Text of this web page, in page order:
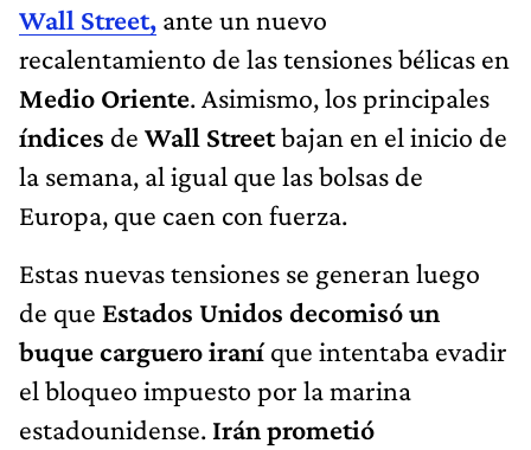
Wall Street, ante un nuevo
recalentamiento de las tensiones bélicas en
Medio Oriente. Asimismo, los principales
índices de Wall Streetbajan en el inicio de
la semana, al igual que las bolsas de
Europa, que caen con fuerza.
Estas nuevas tensiones se generan luego
de que Estados Unidos decomisó un
buque carguero iraníque intentaba evadir
el bloqueo impuesto por la marina
estadounidense. Irán prometió